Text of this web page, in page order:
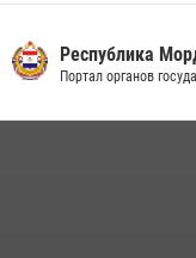
обеспечили
регионального турнира
Республика
Портал органов